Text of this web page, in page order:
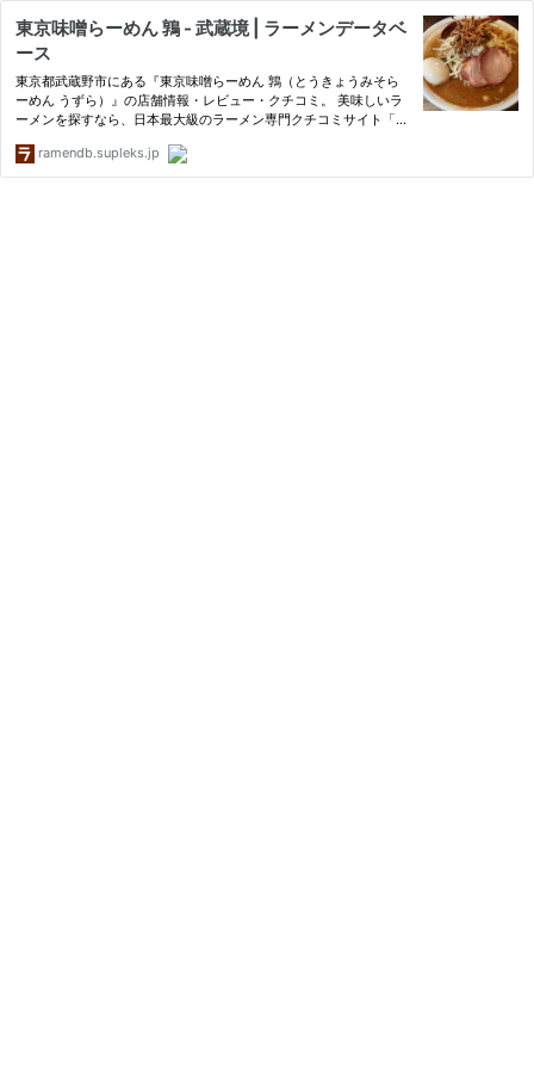
東京味噌らーめん 鶉 - 武蔵境 | ラーメンデータベ
ース
東京都武蔵野市にある『東京味噌らーめん 鶉（とうきょうみそら
ーめん うずら）』の店舗情報・レビュー・クチコミ。 美味しいラ
ーメンを探すなら、日本最大級のラーメン専門クチコミサイト「ラ
をチェック！全国のラーメンファンによるレビューや写真で美味
し…
ramendb.supleks.jp